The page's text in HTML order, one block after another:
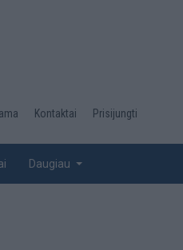
Kontaktai Prisijungti
Daugiau